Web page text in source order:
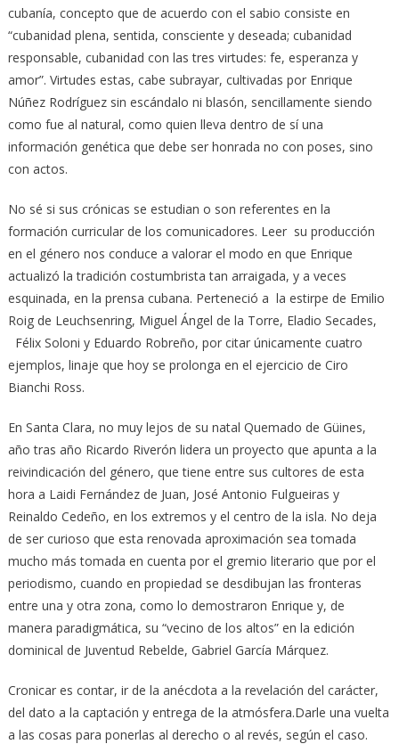
cubanía, concepto que de acuerdo con el sabio consiste en
“cubanidad plena, sentida, consciente y deseada; cubanidad
responsable, cubanidad con las tres virtudes: fe, esperanza y
amor”. Virtudes estas, cabe subrayar, cultivadas por Enrique
Núñez Rodríguez sin escándalo ni blasón, sencillamente siendo
como fue al natural, como quien lleva dentro de sí una
información genética que debe ser honrada no con poses, sino
con actos.
No sé si sus crónicas se estudian o son referentes en la
formación curricular de los comunicadores. Leer su producción
en el género nos conduce a valorar el modo en que Enrique
actualizó la tradición costumbrista tan arraigada, y a veces
esquinada, en la prensa cubana. Perteneció a la estirpe de Emilio
Roig de Leuchsenring, Miguel Ángel de la Torre, Eladio Secades,
Félix Soloni y Eduardo Robreño, por citar únicamente cuatro
ejemplos, linaje que hoy se prolonga en el ejercicio de Ciro
Bianchi Ross.
En Santa Clara, no muy lejos de su natal Quemado de Güines,
año tras año Ricardo Riverón lidera un proyecto que apunta a la
reivindicación del género, que tiene entre sus cultores de esta
hora a Laidi Fernández de Juan, José Antonio Fulgueiras y
Reinaldo Cedeño, en los extremos y el centro de la isla. No deja
de ser curioso que esta renovada aproximación sea tomada
mucho más tomada en cuenta por el gremio literario que por el
periodismo, cuando en propiedad se desdibujan las fronteras
entre una y otra zona, como lo demostraron Enrique y, de
manera paradigmática, su “vecino de los altos” en la edición
dominical de Juventud Rebelde, Gabriel García Márquez.
Cronicar es contar, ir de la anécdota a la revelación del carácter,
del dato a la captación y entrega de la atmósfera.Darle una vuelta
a las cosas para ponerlas al derecho o al revés, según el caso.